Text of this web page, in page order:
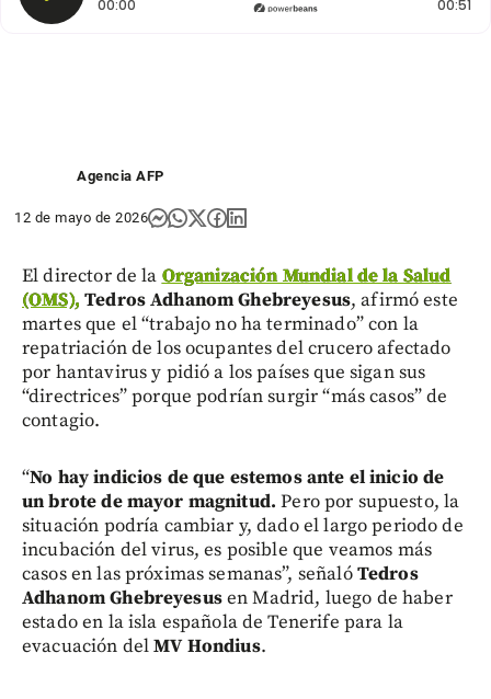
00:00
00:51
Agencia AFP
12 de mayo de 2026
El director de la Organización Mundial de la Salud
(OMS), Tedros Adhanom Ghebreyesus, afirmó este
martes que el “trabajo no ha terminado” con la
repatriación de los ocupantes del crucero afectado
por hantavirus y pidió a los países que sigan sus
“directrices” porque podrían surgir “más casos” de
contagio.
“No hay indicios de que estemos ante el inicio de
un brote de mayor magnitud. Pero por supuesto, la
situación podría cambiar y, dado el largo periodo de
incubación del virus, es posible que veamos más
casos en las próximas semanas”, señalóTedros
Adhanom Ghebreyesusen Madrid, luego de haber
estado en la isla española de Tenerife para la
evacuación delMV Hondius.